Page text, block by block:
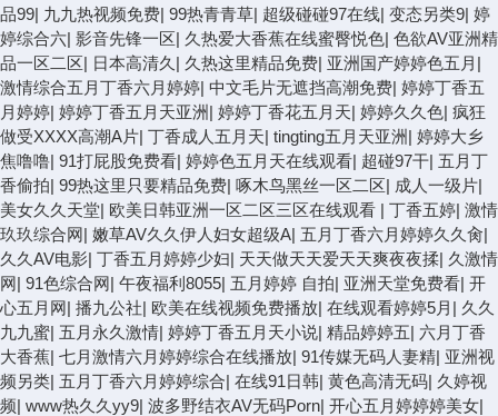
品99| 九九热视频免费| 99热青青草| 超级碰碰97在线| 变态另类9| 婷
婷综合六| 影音先锋一区| 久热爱大香蕉在线蜜臀悦色| 色欲AV亚洲精
品一区二区| 日本高清久 | 久热这里精品免费| 亚洲国产婷婷色五月 |
激情综合五月丁香六月婷婷| 中文毛片无遮挡高潮免费| 婷婷丁香五
月婷婷| 婷婷丁香五月天亚洲 | 婷婷丁香花五月天| 婷婷久久色| 疯狂
做受XXXX高潮A片| 丁香成人五月天| tingting五月天亚洲 | 婷婷大乡
焦噜噜| 91打屁股免费看| 婷婷色五月天在线观看| 超碰97干| 五月丁
香偷拍| 99热这里只要精品免费| 啄木鸟黑丝一区二区| 成人一级片|
美女久久天堂| 欧美日韩亚洲一区二区三区在线观看 | 丁香五婷| 激情
玖玖综合网| 嫩草AV久久伊人妇女超级A| 五月丁香六月婷婷久久肏|
久久AV电影| 丁香五月婷婷少妇| 天天做天天爱天天爽夜夜揉| 久激情
网| 91色综合网| 午夜福利8055| 五月婷婷 自拍| 亚洲天堂免费看| 开
心五月网| 播九公社| 欧美在线视频免费播放| 在线观看婷婷5月 | 久久
九九蜜| 五月永久激情| 婷婷丁香五月天小说| 精品婷婷五| 六月丁香
大香蕉| 七月激情六月婷婷综合在线播放| 91传媒无码人妻精| 亚洲视
频另类| 五月丁香六月婷婷综合| 在线91日韩| 黄色高清无码| 久婷视
频| www热久久yy9| 波多野结衣AV无码Porn| 开心五月婷婷婷美女|